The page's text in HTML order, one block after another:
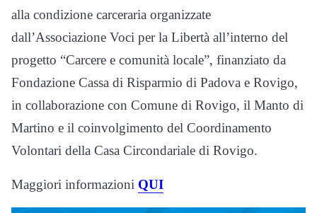
alla condizione carceraria organizzate
dall’Associazione Voci per la Libertà all’interno del
progetto “Carcere e comunità locale”, finanziato da
Fondazione Cassa di Risparmio di Padova e Rovigo,
in collaborazione con Comune di Rovigo, il Manto di
Martino e il coinvolgimento del Coordinamento
Volontari della Casa Circondariale di Rovigo.
Maggiori informazioni QUI